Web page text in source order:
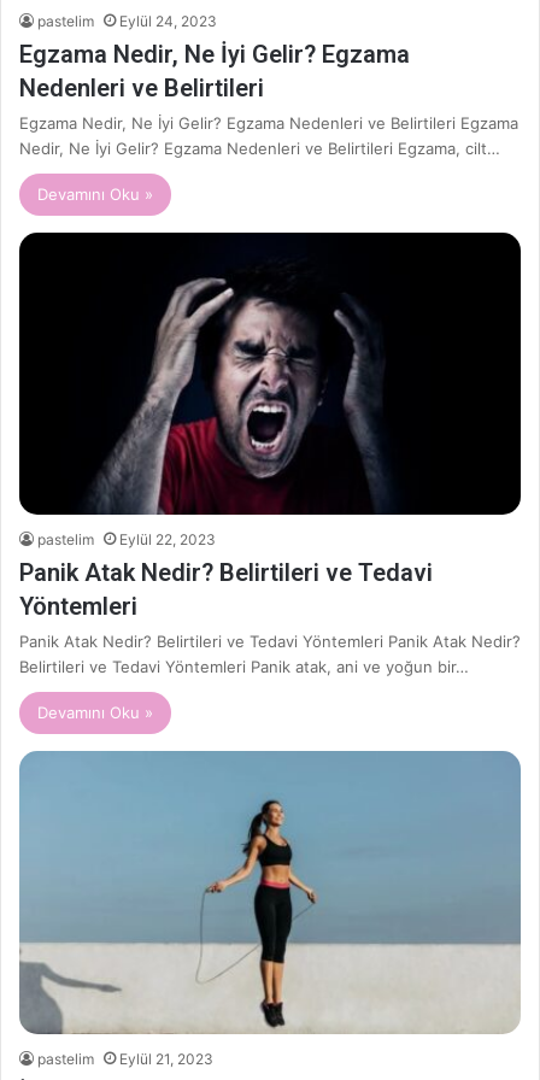
pastelim Eylül 24, 2023
Egzama Nedir, Ne İyi Gelir? Egzama
Nedenleri ve Belirtileri
Egzama Nedir, Ne İyi Gelir? Egzama Nedenleri ve Belirtileri Egzama
Nedir, Ne İyi Gelir? Egzama Nedenleri ve Belirtileri Egzama, cilt…
Devamını Oku »
pastelim Eylül 22, 2023
Panik Atak Nedir? Belirtileri ve Tedavi
Yöntemleri
Panik Atak Nedir? Belirtileri ve Tedavi Yöntemleri Panik Atak Nedir?
Belirtileri ve Tedavi Yöntemleri Panik atak, ani ve yoğun bir…
Devamını Oku »
pastelim Eylül 21, 2023